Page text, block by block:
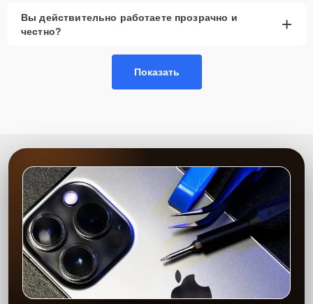
Вы действительно работаете прозрачно и
честно?
+
Показать